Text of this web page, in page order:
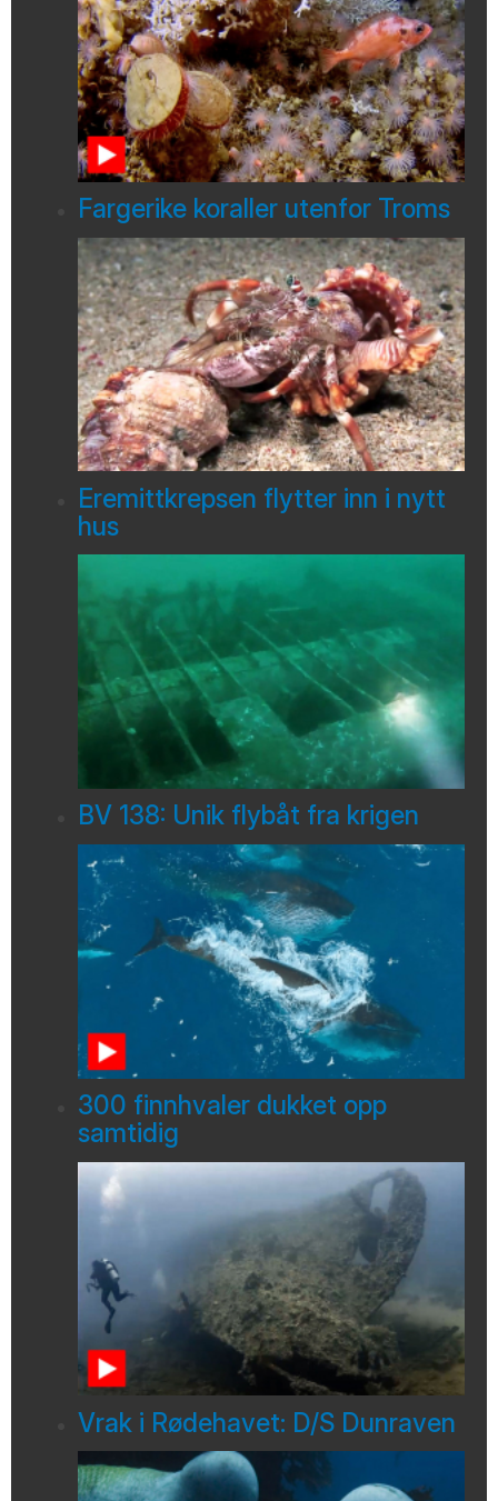
Fargerike koraller utenfor Troms
Eremittkrepsen flytter inn i nytt
hus
BV 138: Unik flybåt fra krigen
300 finnhvaler dukket opp
samtidig
Vrak i Rødehavet: D/S Dunraven